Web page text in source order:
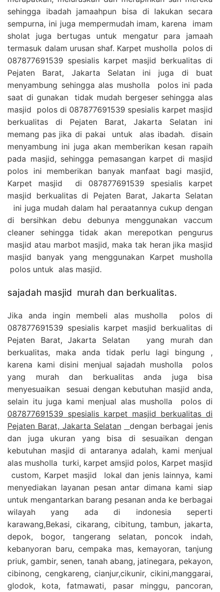
sehingga ibadah jamaahpun bisa di lakukan secara
sempurna, ini juga mempermudah imam, karena imam
sholat juga bertugas untuk mengatur para jamaah
termasuk dalam urusan shaf. Karpet musholla polos di
087877691539 spesialis karpet masjid berkualitas di
Pejaten Barat, Jakarta Selatan ini juga di buat
menyambung sehingga alas musholla polos ini pada
saat di gunakan tidak mudah bergeser sehingga alas
masjid polos di 087877691539 spesialis karpet masjid
berkualitas di Pejaten Barat, Jakarta Selatan ini
memang pas jika di pakai untuk alas ibadah. disain
menyambung ini juga akan memberikan kesan rapaih
pada masjid, sehingga pemasangan karpet di masjid
polos ini memberikan banyak manfaat bagi masjid,
Karpet masjid di 087877691539 spesialis karpet
masjid berkualitas di Pejaten Barat, Jakarta Selatan
ini juga mudah dalam hal peraatannya cukup dengan
di bersihkan debu debunya menggunakan vaccum
cleaner sehingga tidak akan merepotkan pengurus
masjid atau marbot masjid, maka tak heran jika masjid
masjid banyak yang menggunakan Karpet musholla
polos untuk alas masjid.
sajadah masjid murah dan berkualitas.
Jika anda ingin membeli alas musholla polos di
087877691539 spesialis karpet masjid berkualitas di
Pejaten Barat, Jakarta Selatan yang murah dan
berkualitas, maka anda tidak perlu lagi bingung ,
karena kami disini menjual sajadah musholla polos
yang murah dan berkualitas anda juga bisa
menyesuaikan sesuai dengan kebutuhan masjid anda,
selain itu juga kami menjual alas musholla polos di
087877691539 spesialis karpet masjid berkualitas di
Pejaten Barat, Jakarta Selatan
dengan berbagai jenis
dan juga ukuran yang bisa di sesuaikan dengan
kebutuhan masjid di antaranya adalah, kami menjual
alas musholla turki, karpet amsjid polos, Karpet masjid
custom, Karpet masjid lokal dan jenis lainnya, kami
menyediakan layanan pesan antar dimana kami siap
untuk mengantarkan barang pesanan anda ke berbagai
wilayah yang ada di indonesia seperti
karawang,Bekasi, cikarang, cibitung, tambun, jakarta,
depok, bogor, tangerang selatan, poncok indah,
kebanyoran baru, cempaka mas, kemayoran, tanjung
priuk, gambir, senen, tanah abang, jatinegara, pekayon,
cibinong, cengkareng, cianjur,cikunir, cikini,manggarai,
glodok, kota, fatmawati, pasar minggu, pancoran,